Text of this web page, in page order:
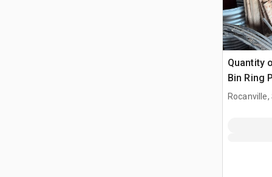
Quantity
Bin Ring
manejo
Rocanville,